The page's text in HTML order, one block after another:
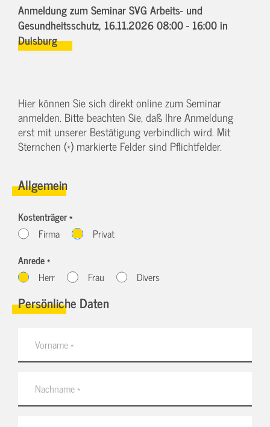
Anmeldung zum Seminar SVG Arbeits- und
Gesundheitsschutz, 16.11.2026 08:00 - 16:00in
Duisburg
Hier können Sie sich direkt online zum Seminar
anmelden. Bitte beachten Sie, daß Ihre Anmeldung
erst mit unserer Bestätigung verbindlich wird. Mit
Sternchen (*) markierte Felder sind Pflichtfelder.
Allgemein
Kostenträger *
Firma
Privat
Anrede *
Herr
Frau Divers
Persönliche Daten